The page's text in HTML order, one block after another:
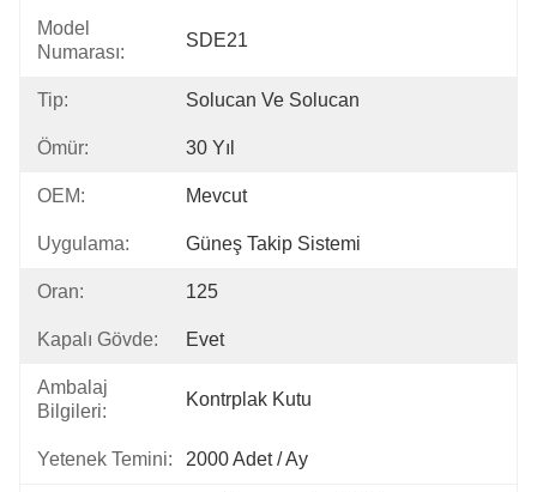
Model
Numarası:
SDE21
Tip: Solucan Ve Solucan
Ömür: 30 Yıl
OEM: Mevcut
Uygulama: Güneş Takip Sistemi
Oran: 125
Kapalı Gövde: Evet
Ambalaj
Bilgileri:
Kontrplak Kutu
Yetenek Temini: 2000 Adet / Ay